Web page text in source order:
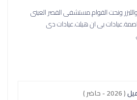
ونحت القوام.مستشفى القصر العينى
بى ان هيلث.عيادات دى
( 2026 - حاضر )